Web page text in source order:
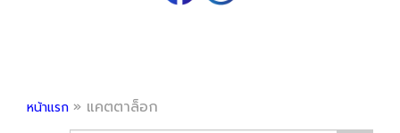
หน้าแรก » แคตตาล็อก